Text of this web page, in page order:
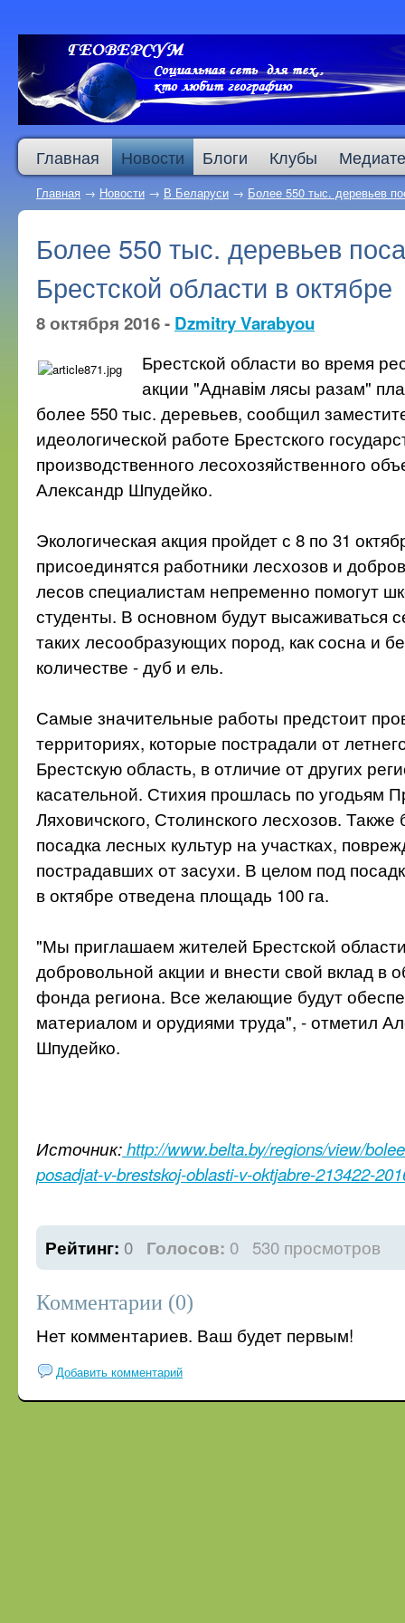
Главная Новости Блоги Клубы
Главная → Новости → В Беларуси → Более 550 тыс. деревьев
Более 550 тыс. деревьев
Брестской области в октябре
8 октября 2016 - Dzmitry Varabyou
Брестской области во время
акции "Аднавім лясы разам"
более 550 тыс. деревьев, сообщил
идеологической работе Брестского
производственного лесохозяйственного
Александр Шпудейко.
Экологическая акция пройдет с 8 по 31
присоединятся работники лесхозов и
лесов специалистам непременно помогут
студенты. В основном будут высаживаться
таких лесообразующих пород, как сосна и
количестве - дуб и ель.
Самые значительные работы предстоит
территориях, которые пострадали от
Брестскую область, в отличие от других
касательной. Стихия прошлась по угодьям
Ляховичского, Столинского лесхозов. Также
посадка лесных культур на участках,
пострадавших от засухи. В целом под
в октябре отведена площадь 100 га.
"Мы приглашаем жителей Брестской
добровольной акции и внести свой вклад в
фонда региона. Все желающие будут
материалом и орудиями труда", - отметил
Шпудейко.
Источник:http://www.belta.by/regions/view/
posadjat-v-brestskoj-oblasti-v-oktjabre-213422-
Рейтинг: 0 Голосов: 0 530 просмотров
Комментарии (0)
Нет комментариев. Ваш будет первым!
Добавить комментарий